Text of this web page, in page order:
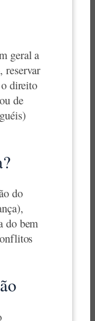
geral a
reservar
direito
de
do
do bem